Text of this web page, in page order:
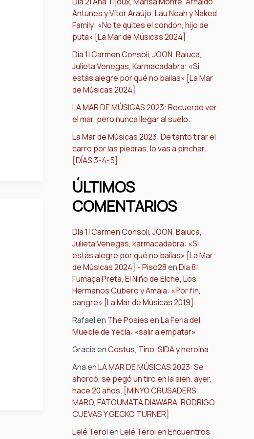
Antunes y Vítor Araújo, Lau Noah y Naked
Family: «No te quites el condón, hijo de
puta» [La Mar de Músicas 2024]
Día 1| Carmen Consoli, JOON, Baiuca,
Julieta Venegas, Karmacadabra: «Si
estás alegre por qué no bailas» [La Mar
de Músicas 2024]
LA MAR DE MÚSICAS 2023: Recuerdo ver
el mar, pero nunca llegar al suelo.
La Mar de Músicas 2023: De tanto tirar el
carro por las piedras, lo vas a pinchar.
[DÍAS 3-4-5]
ÚLTIMOS
COMENTARIOS
Día 1| Carmen Consoli, JOON, Baiuca,
Julieta Venegas, karmacadabra: «Si
estás alegre por qué no bailas» [La Mar
de Músicas 2024] - Piso28enDía 8|
Fumaça Preta, El Niño de Elche, Los
Hermanos Cubero y Amaia: «Por fin,
sangre» [La Mar de Músicas 2019]
Rafaelen The Posies en La Feria del
Mueble de Yecla: «salir a empatar»
GraciaenCostus, Tino, SIDA y heroína
AnaenLA MAR DE MÚSICAS 2023: Se
ahorcó, se pegó un tiro en la sien, ayer,
hace 20 años. [MINYO CRUSADERS,
MARO, FATOUMATA DIAWARA, RODRIGO
CUEVAS Y GECKO TURNER]
Lelé TerolenLelé Terol en Encuentros